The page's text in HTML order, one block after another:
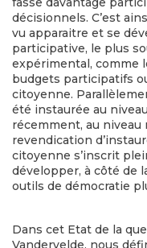
décisionnels. C’est
vu apparaitre et se
participative, le plus
expérimental, comme
budgets participatifs
citoyenne.
été instaurée au
récemment, au niveau
revendication
citoyenne s’inscrit
développer, à côté de
outils de démocratie
Dans cet Etat de la
Vandervelde, nous